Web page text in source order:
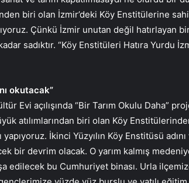
biri olan İzmir’deki Köy Enstitülerine
Çünkü İzmir unutan değil hatırlayan
sadıktır. “Köy Enstitüleri Hatıra Yurdu
okutacak”
Evi açılışında “Bir Tarım Okulu Daha”
atılımlarından biri olan Köy
yapıyoruz. İkinci Yüzyılın Köy Enstitüsü
bir devrim olacak. O yarım kalmış
edilecek bu Cumhuriyet binası. Urla